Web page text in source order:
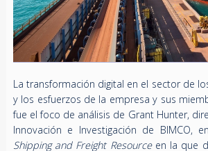
La transformación digital en el sector de
y los esfuerzos de la empresa y sus
fue el foco de análisis de Grant Hunter,
Innovación e Investigación de BIMCO,
Shipping and Freight Resourceen la que